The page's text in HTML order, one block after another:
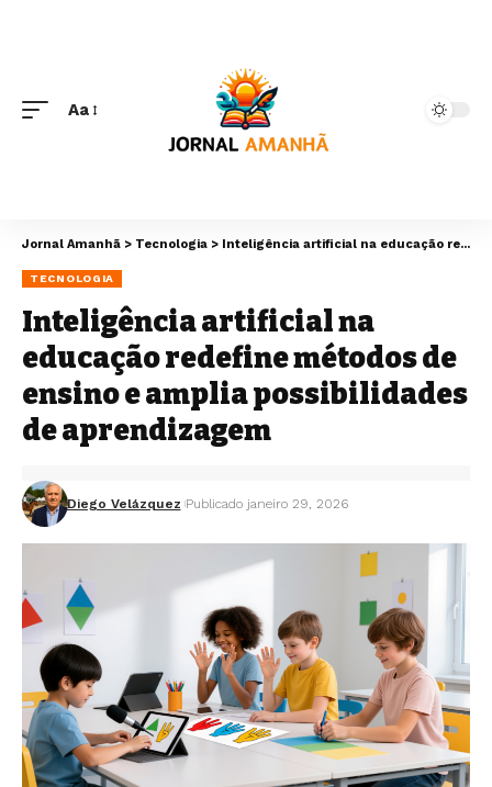
Aa
Jornal Amanhã > Tecnologia > Inteligência artificial na educação redefine métodos de ensino e amplia possibilidades de aprendizagem
TECNOLOGIA
Inteligência artificial na
educação redefine métodos de
ensino e amplia possibilidades
de aprendizagem
Diego Velázquez Publicado janeiro 29, 2026